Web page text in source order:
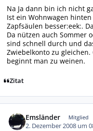
Na Ja dann bin ich nicht
Ist ein Wohnwagen
Zapfsäulen besser:eek:.
Da nützen auch Sommer
sind schnell durch und
Zwiebelkonto zu
beginnt man zu weinen.
Zitat
Emsländer Mitglied
2. Dezember 2008 um